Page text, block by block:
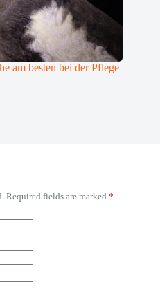
am besten bei der Pflege
Required fields are marked *